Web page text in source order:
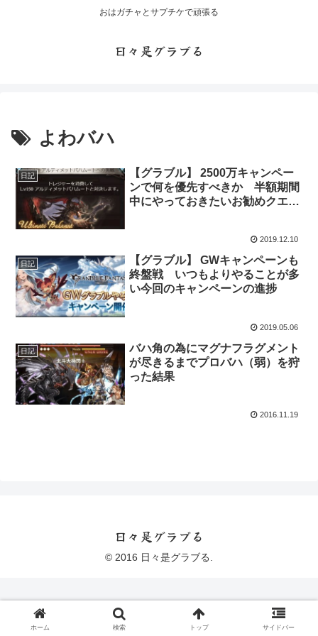
おはガチャとサプチケで頑張る
日々是グラブる
よわバハ
日記
【グラブル】 2500万キャンペー
ンで何を優先すべきか 半額期間
中にやっておきたいお勧めクエス
2019.12.10
日記
【グラブル】 GWキャンペーンも
終盤戦 いつもよりやることが多
い今回のキャンペーンの進捗
2019.05.06
日記
バハ角の為にマグナフラグメント
が尽きるまでプロバハ（弱）を狩
った結果
2016.11.19
日々是グラブる
© 2016 日々是グラブる.
ホーム 検索 トップ サイドバー